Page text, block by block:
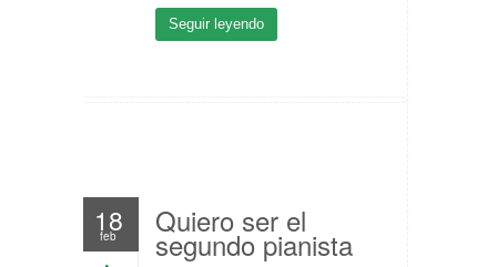
Seguir leyendo
18
feb Quiero ser el
segundo pianista